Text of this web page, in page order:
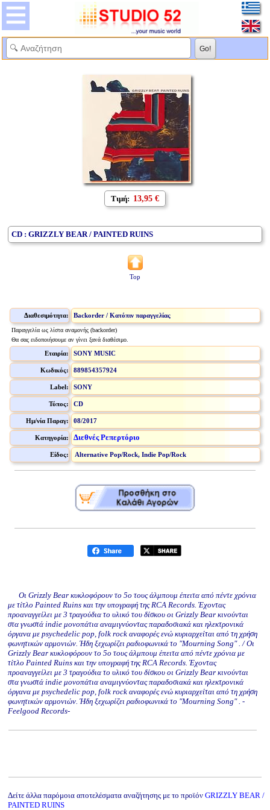
Τιμή: 13,95 €
CD : GRIZZLY BEAR / PAINTED RUINS
Top
Διαθεσιμότητα: Backorder / Κατόπιν παραγγελίας
Παραγγελία ως λίστα αναμονής (backorder)
Θα σας ειδοποιήσουμε αν γίνει ξανά διαθέσιμο.
Εταιρία: SONY MUSIC
Κωδικός: 889854357924
Label: SONY
Τύπος: CD
Ημ/νία Παραγ: 08/2017
Κατηγορία: Διεθνές Ρεπερτόριο
Είδος: Alternative Pop/Rock, Indie Pop/Rock
Οι Grizzly Bear κυκλοφόρουν το 5ο τους άλμπουμ έπειτα από πέντε χρόνια
με τίτλο Painted Ruins και την υπογραφή της RCA Records. Έχοντας
προαναγγείλει με 3 τραγούδια το υλικό του δίσκου οι Grizzly Bear κινούνται
στα γνωστά indie μονοπάτια αναμιγνύοντας παραδοσιακά και ηλεκτρονικά
όργανα με psychedelic pop, folk rock αναφορές ενώ κυριαρχείται από τη χρήση
φωνητικών αρμονιών. Ήδη ξεχωρίζει ραδιοφωνικά το "Mourning Song" . / Οι
Grizzly Bear κυκλοφόρουν το 5ο τους άλμπουμ έπειτα από πέντε χρόνια με
τίτλο Painted Ruins και την υπογραφή της RCA Records. Έχοντας
προαναγγείλει με 3 τραγούδια το υλικό του δίσκου οι Grizzly Bear κινούνται
στα γνωστά indie μονοπάτια αναμιγνύοντας παραδοσιακά και ηλεκτρονικά
όργανα με psychedelic pop, folk rock αναφορές ενώ κυριαρχείται από τη χρήση
φωνητικών αρμονιών. Ήδη ξεχωρίζει ραδιοφωνικά το "Mourning Song" . -
Feelgood Records-
Δείτε άλλα παρόμοια αποτελέσματα αναζήτησης με το προϊόν GRIZZLY BEAR /
PAINTED RUINS